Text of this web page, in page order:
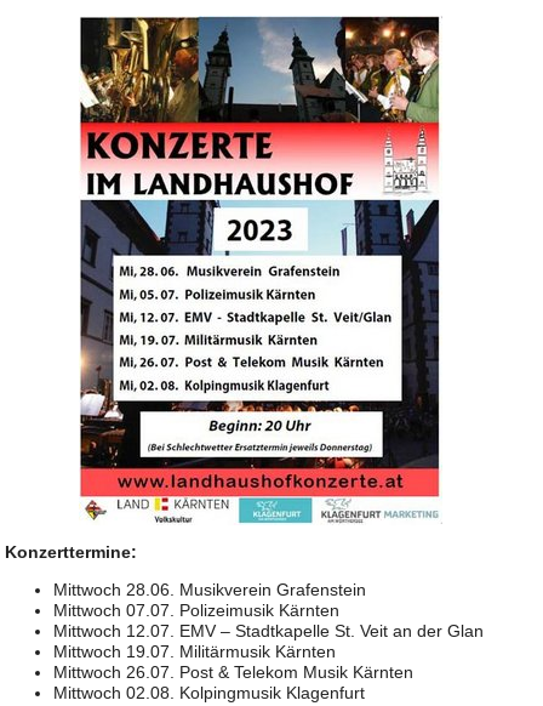
Konzerttermine:
Mittwoch 28.06. Musikverein Grafenstein
Mittwoch 07.07. Polizeimusik Kärnten
Mittwoch 12.07. EMV – Stadtkapelle St. Veit an der Glan
Mittwoch 19.07. Militärmusik Kärnten
Mittwoch 26.07. Post & Telekom Musik Kärnten
Mittwoch 02.08. Kolpingmusik Klagenfurt